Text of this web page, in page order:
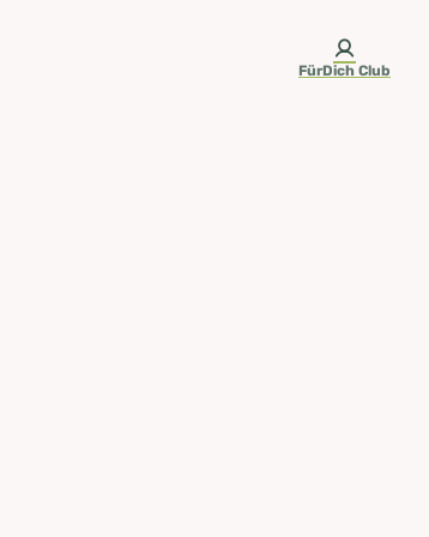
FürDich Club